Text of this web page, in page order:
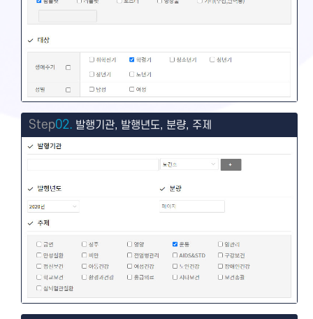
Step02. 발행기관, 발행년도, 분량, 주제